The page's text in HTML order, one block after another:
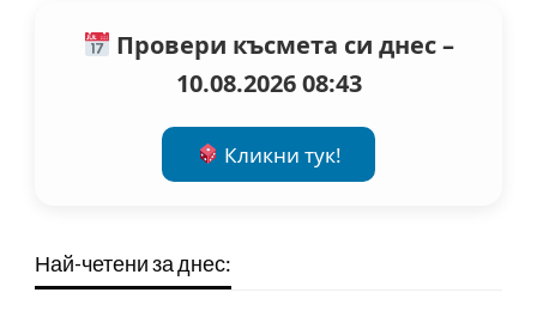
Провери късмета си днес –
10.08.2026 08:43
Кликни тук!
Най-четени за днес: